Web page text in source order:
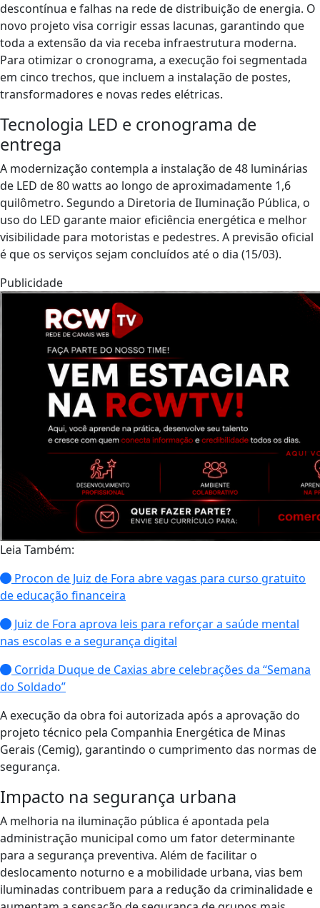
descontínua e falhas na rede de distribuição de energia. O
novo projeto visa corrigir essas lacunas, garantindo que
toda a extensão da via receba infraestrutura moderna.
Para otimizar o cronograma, a execução foi segmentada
em cinco trechos, que incluem a instalação de postes,
transformadores e novas redes elétricas.
​Tecnologia LED e cronograma de
entrega
​A modernização contempla a instalação de 48 luminárias
de LED de 80 watts ao longo de aproximadamente 1,6
quilômetro. Segundo a Diretoria de Iluminação Pública, o
uso do LED garante maior eficiência energética e melhor
visibilidade para motoristas e pedestres. A previsão oficial
é que os serviços sejam concluídos até o dia (15/03).
Publicidade
Leia Também:
Procon de Juiz de Fora abre vagas para curso gratuito
de educação financeira
Juiz de Fora aprova leis para reforçar a saúde mental
nas escolas e a segurança digital
Corrida Duque de Caxias abre celebrações da “Semana
do Soldado”
​A execução da obra foi autorizada após a aprovação do
projeto técnico pela Companhia Energética de Minas
Gerais (Cemig), garantindo o cumprimento das normas de
segurança.
​Impacto na segurança urbana
​A melhoria na iluminação pública é apontada pela
administração municipal como um fator determinante
para a segurança preventiva. Além de facilitar o
deslocamento noturno e a mobilidade urbana, vias bem
iluminadas contribuem para a redução da criminalidade e